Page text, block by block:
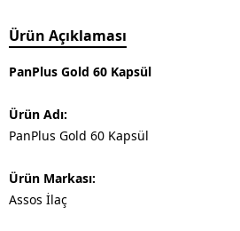
Ürün Açıklaması
PanPlus Gold 60 Kapsül
Ürün Adı:
PanPlus Gold 60 Kapsül
Ürün Markası:
Assos İlaç